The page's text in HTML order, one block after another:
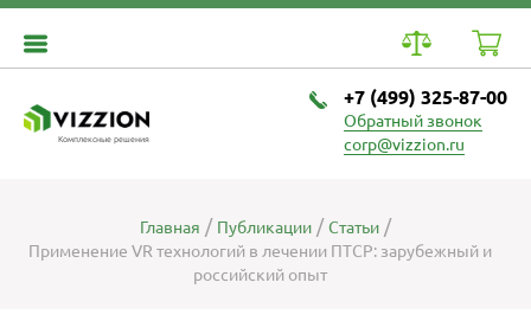
Комплексные решения
+7 (499) 325-87-00
Обратный звонок
corp@vizzion.ru
Главная Публикации
Статьи
Применение VR технологий в лечении ПТСР: зарубежный и
российский опыт